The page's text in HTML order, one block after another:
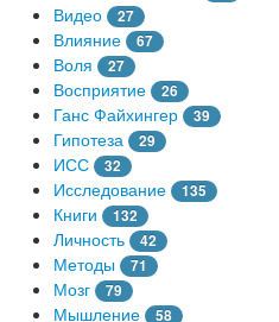
Видео 27
Влияние 67
Воля 27
Восприятие 26
Ганс Файхингер 39
Гипотеза 29
ИСС 32
Исследование 135
Книги 132
Личность 42
Методы 71
Мозг 79
Мышление 58